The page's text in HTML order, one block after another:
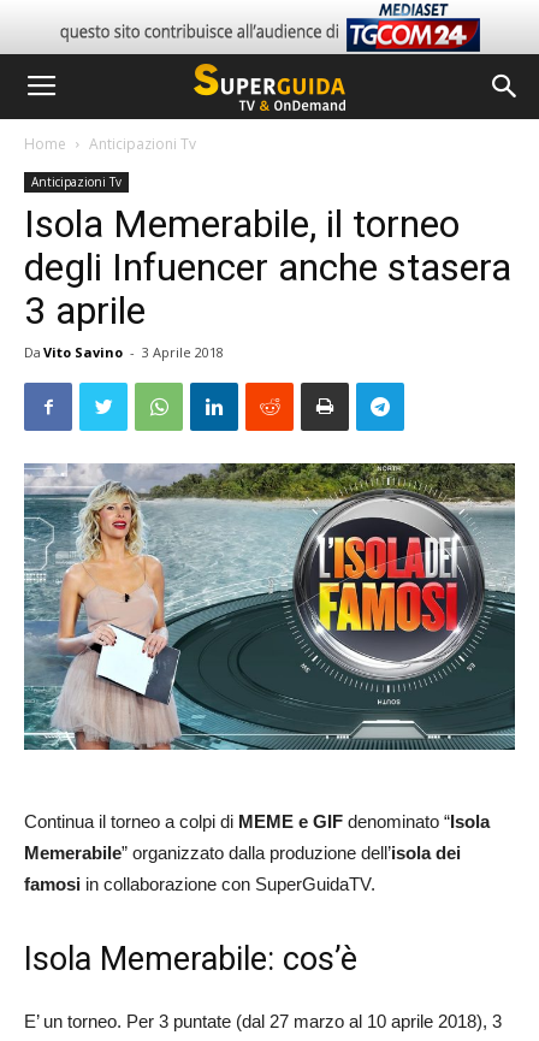
Home Anticipazioni Tv
Anticipazioni Tv
Isola Memerabile, il torneo
degli Infuencer anche stasera
3 aprile
Da Vito Savino - 3 Aprile 2018
Continua il torneo a colpi di MEME e GIF denominato “Isola
Memerabile” organizzato dalla produzione dell’isola dei
famosi in collaborazione con SuperGuidaTV.
Isola Memerabile: cos’è
E’ un torneo. Per 3 puntate (dal 27 marzo al 10 aprile 2018), 3